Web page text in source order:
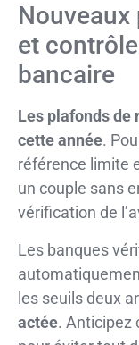
et
bancaire
Les plafonds de
cette année.
référence limite
un couple sans
vérification de
Les banques
les seuils deux
actée. Anticipez